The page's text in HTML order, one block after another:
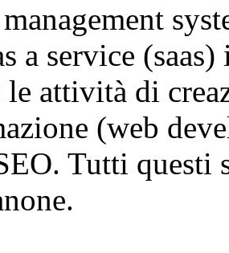
a service
attività di
(web
Tutti